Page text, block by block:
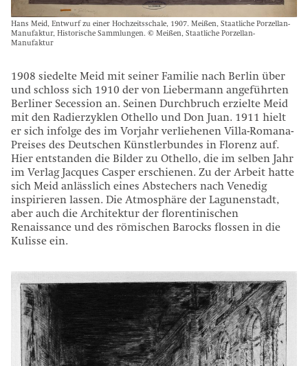
Hans Meid, Entwurf zu einer Hochzeitsschale, 1907. Meißen, Staatliche Porzellan-
Manufaktur, Historische Sammlungen. © Meißen, Staatliche Porzellan-
Manufaktur
1908 siedelte Meid mit seiner Familie nach Berlin über
und schloss sich 1910 der von Liebermann angeführten
Berliner Secession an. Seinen Durchbruch erzielte Meid
mit den Radierzyklen Othello und Don Juan. 1911 hielt
er sich infolge des im Vorjahr verliehenen Villa-Romana-
Preises des Deutschen Künstlerbundes in Florenz auf.
Hier entstanden die Bilder zu Othello, die im selben Jahr
im Verlag Jacques Casper erschienen. Zu der Arbeit hatte
sich Meid anlässlich eines Abstechers nach Venedig
inspirieren lassen. Die Atmosphäre der Lagunenstadt,
aber auch die Architektur der florentinischen
Renaissance und des römischen Barocks flossen in die
Kulisse ein.